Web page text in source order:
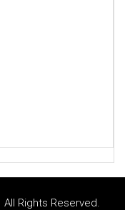
All Rights Reserved.